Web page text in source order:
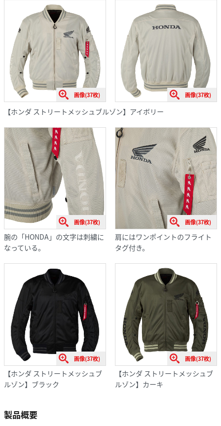
画像(37枚) 画像(37枚)
【ホンダ ストリートメッシュブルゾン】アイボリー
画像(37枚)
腕の「HONDA」の文字は刺繍に
なっている。
画像(37枚)
肩にはワンポイントのフライト
タグ付き。
画像(37枚)
【ホンダ ストリートメッシュブ
ルゾン】ブラック
画像(37枚)
【ホンダ ストリートメッシュブ
ルゾン】カーキ
製品概要